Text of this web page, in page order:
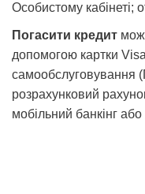
Особистому кабінеті;
Погасити кредит
допомогою картки
самообслуговування
розрахунковий
мобільний банкінг